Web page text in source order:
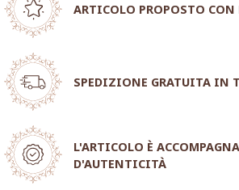
ARTICOLO PROPOSTO CON
SPEDIZIONE GRATUITA IN
L'ARTICOLO È
D'AUTENTICITÀ